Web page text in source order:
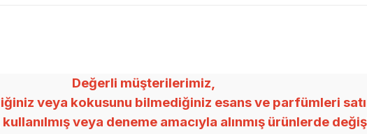
Değerli müşterilerimiz,
veya kokusunu bilmediğiniz esans ve parfümleri
veya deneme amacıyla alınmış ürünlerde